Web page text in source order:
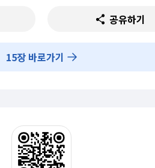
공유하기
15장 바로가기